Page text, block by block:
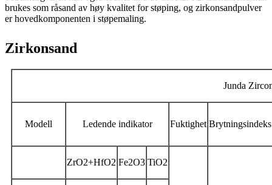
brukes som råsand av høy kvalitet for støping, og zirkonsandpulver
er hovedkomponenten i støpemaling.
Zirkonsand
Junda
Modell Ledende indikator Fuktighet Brytningsindeks
ZrO2+HfO2 Fe2O3 TiO2